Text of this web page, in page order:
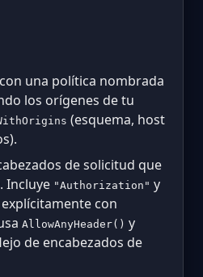
con una política nombrada
los orígenes de tu
(esquema, host
de solicitud que
Incluye "Authorization" y
explícitamente con
AllowAnyHeader() y
de encabezados de